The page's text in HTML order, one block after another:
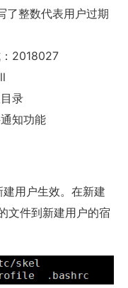
了整数代表用户过期
2018027
录
知功能
用户生效。在新建
文件到新建用户的宿